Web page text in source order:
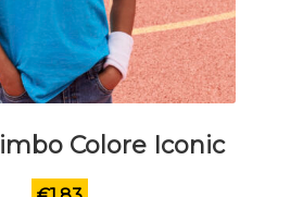
Colore Iconic